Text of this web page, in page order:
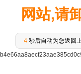
网站,请
3 秒后自动为您返回